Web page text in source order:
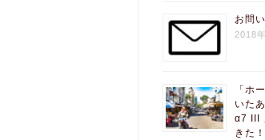
お問
2018
「ホ
いた
α7 III
きた！